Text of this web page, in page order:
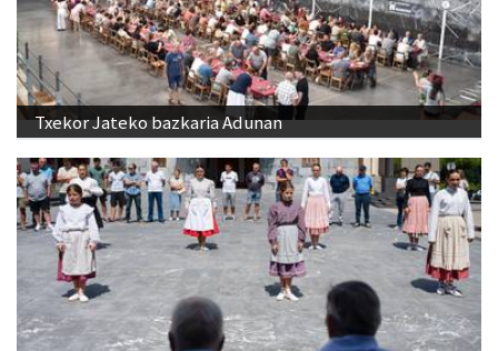
Txekor Jateko bazkaria Adunan